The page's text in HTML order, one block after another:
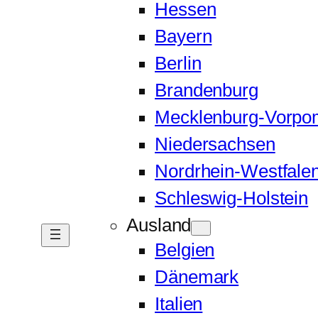
Hessen
Bayern
Berlin
Brandenburg
Mecklenburg-
Niedersachsen
Nordrhein-
Schleswig-Holstein
Ausland
Belgien
Dänemark
Italien